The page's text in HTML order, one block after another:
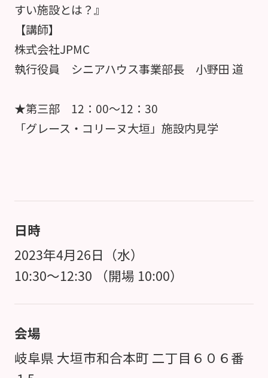
すい施設とは？』
【講師】
株式会社JPMC
執行役員 シニアハウス事業部長 小野田 道
★第三部 12：00～12：30
「グレース・コリーヌ大垣」施設内見学
日時
2023年4月26日（水）
10:30～12:30 （開場 10:00）
会場
岐阜県 大垣市和合本町 二丁目６０６番